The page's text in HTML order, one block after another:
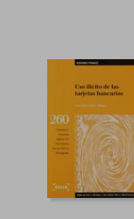
35%
dcto.